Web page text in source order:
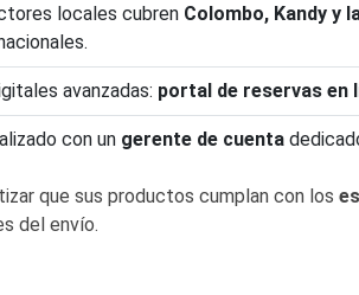
locales cubren Colombo, Kandy y
avanzadas: portal de reservas en
con un gerente de cuenta
que sus productos cumplan con los
del envío.